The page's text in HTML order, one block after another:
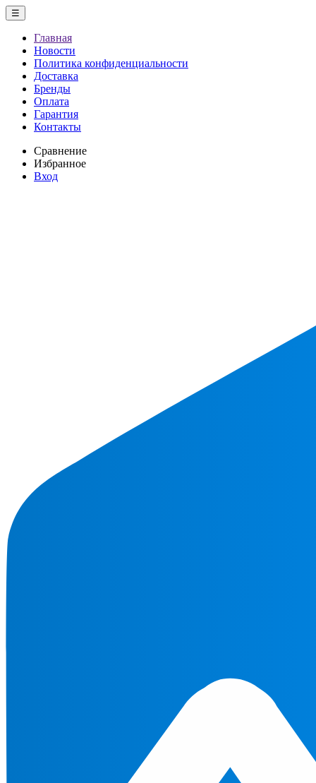
☰
Главная
Новости
Политика конфиденциальности
Доставка
Бренды
Оплата
Гарантия
Контакты
Сравнение
Избранное
Вход